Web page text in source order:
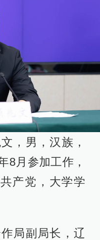
，男，汉族，
8月参加工作，
产党，大学学
局副局长，辽